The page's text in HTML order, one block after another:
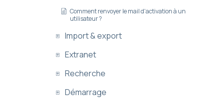
Comment renvoyer le mail d'activation à un
utilisateur ?
Import & export
Extranet
Recherche
Démarrage